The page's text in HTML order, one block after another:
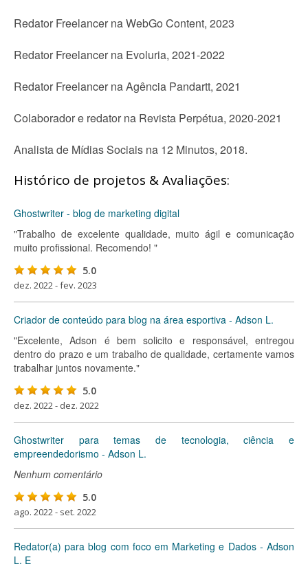
Redator Freelancer na WebGo Content, 2023
Redator Freelancer na Evoluria, 2021-2022
Redator Freelancer na Agência Pandartt, 2021
Colaborador e redator na Revista Perpétua, 2020-2021
Analista de Mídias Sociais na 12 Minutos, 2018.
Histórico de projetos & Avaliações:
Ghostwriter - blog de marketing digital
"Trabalho de excelente qualidade, muito ágil e comunicação
muito profissional. Recomendo! "
5.0
dez. 2022 - fev. 2023
Criador de conteúdo para blog na área esportiva - Adson L.
"Excelente, Adson é bem solicito e responsável, entregou
dentro do prazo e um trabalho de qualidade, certamente vamos
trabalhar juntos novamente."
5.0
dez. 2022 - dez. 2022
Ghostwriter para temas de tecnologia, ciência e
empreendedorismo - Adson L.
Nenhum comentário
5.0
ago. 2022 - set. 2022
Redator(a) para blog com foco em Marketing e Dados - Adson
L. E